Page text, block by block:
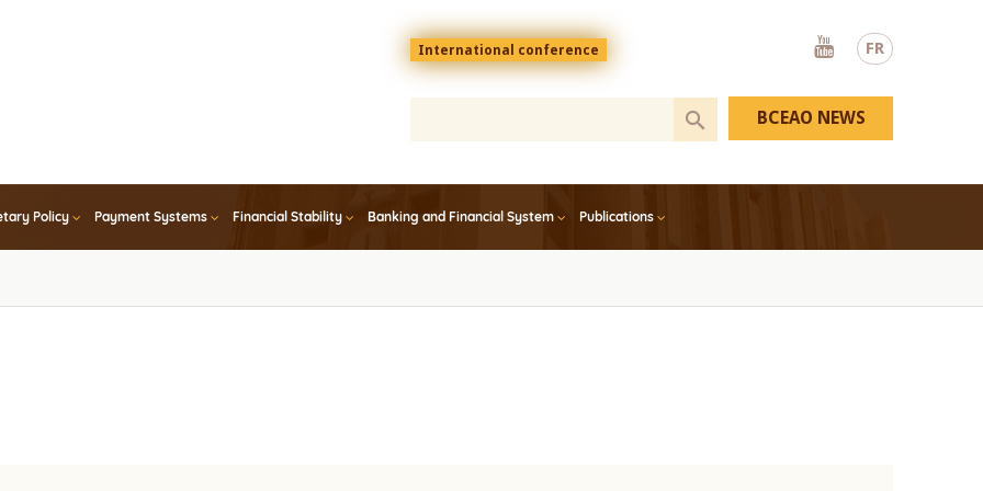
FR
Menu
top
En
International conference
Youtube
Policy Payment Systems Financial Stability Banking and Financial System Publications
BCEAO NEWS